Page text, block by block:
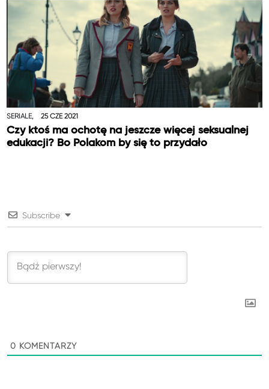
SERIALE, 25 CZE 2021
Czy ktoś ma ochotę na jeszcze więcej seksualnej
edukacji? Bo Polakom by się to przydało
Subscribe
0 KOMENTARZY